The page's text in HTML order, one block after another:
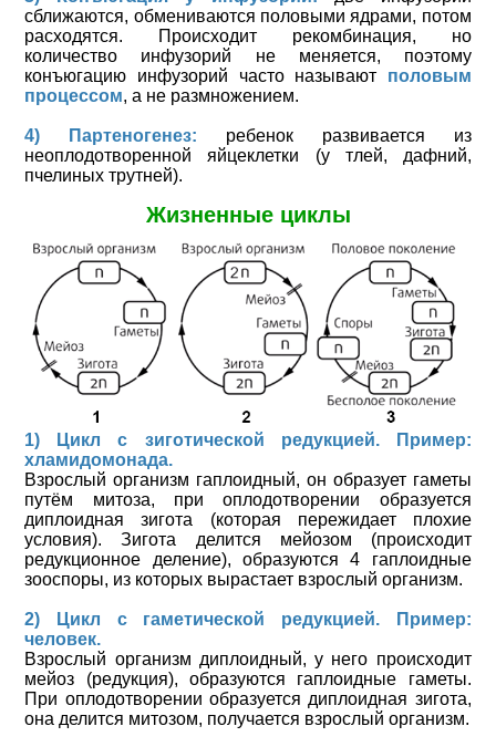
сближаются, обмениваются половыми ядрами, потом
расходятся. Происходит рекомбинация, но
количество инфузорий не меняется, поэтому
конъюгацию инфузорий часто называют половым
процессом, а не размножением.
4) Партеногенез: ребенок развивается из
неоплодотворенной яйцеклетки (у тлей, дафний,
пчелиных трутней).
Жизненные циклы
1) Цикл с зиготической редукцией. Пример:
хламидомонада.
Взрослый организм гаплоидный, он образует гаметы
путём митоза, при оплодотворении образуется
диплоидная зигота (которая пережидает плохие
условия). Зигота делится мейозом (происходит
редукционное деление), образуются 4 гаплоидные
зооспоры, из которых вырастает взрослый организм.
2) Цикл с гаметической редукцией. Пример:
человек.
Взрослый организм диплоидный, у него происходит
мейоз (редукция), образуются гаплоидные гаметы.
При оплодотворении образуется диплоидная зигота,
она делится митозом, получается взрослый организм.